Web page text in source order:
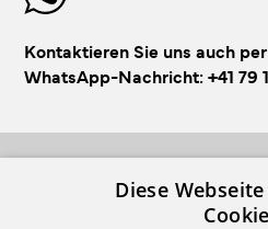
Kontaktieren Sie uns auch per
WhatsApp-Nachricht: +41 79
FOLLOW US!Diese